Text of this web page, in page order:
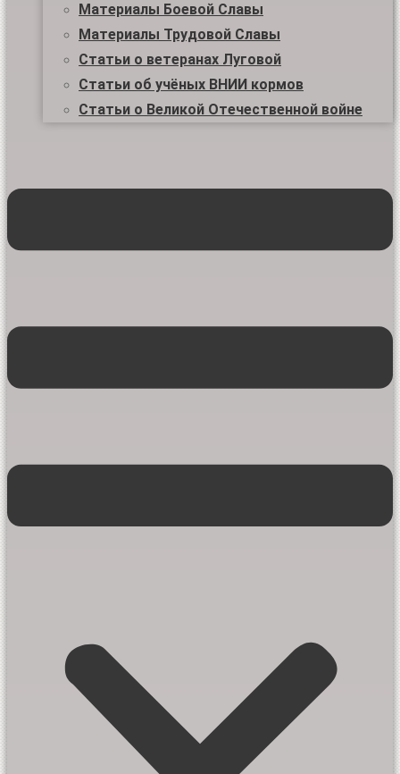
Материалы Боевой Славы
Материалы Трудовой Славы
Статьи о ветеранах Луговой
Статьи об учёных ВНИИ кормов
Статьи о Великой Отечественной войне